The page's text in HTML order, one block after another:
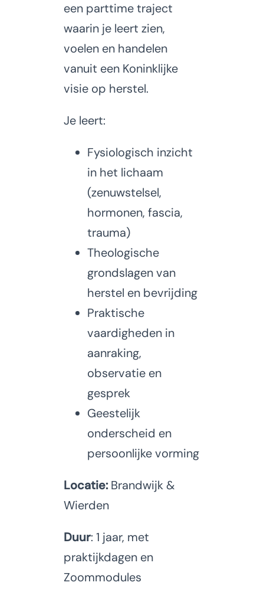
een parttime traject
waarin je leert zien,
voelen en handelen
vanuit een Koninklijke
visie op herstel.
Je leert:
Fysiologisch inzicht
in het lichaam
(zenuwstelsel,
hormonen, fascia,
trauma)
Theologische
grondslagen van
herstel en bevrijding
Praktische
vaardigheden in
aanraking,
observatie en
gesprek
Geestelijk
onderscheid en
persoonlijke vorming
Locatie:Brandwijk &
Wierden
Duur: 1 jaar, met
praktijkdagen en
Zoommodules